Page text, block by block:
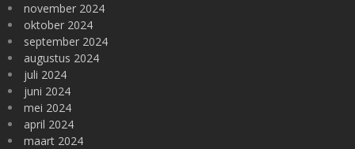
november 2024
oktober 2024
september 2024
augustus 2024
juli 2024
juni 2024
mei 2024
april 2024
maart 2024